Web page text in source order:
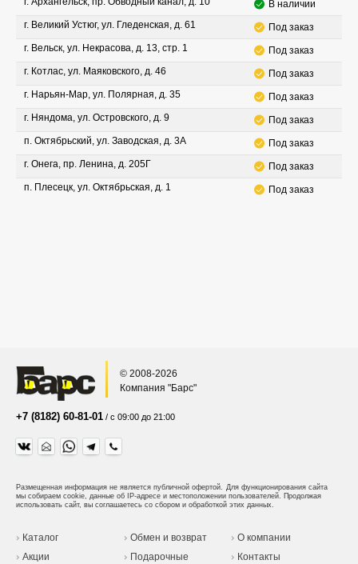
В наличии
г. Великий Устюг, ул. Гледенская, д. 61
Под заказ
г. Вельск, ул. Некрасова, д. 13, стр. 1
Под заказ
г. Котлас, ул. Маяковского, д. 46
Под заказ
г. Нарьян-Мар, ул. Полярная, д. 35
Под заказ
г. Няндома, ул. Островского, д. 9
Под заказ
п. Октябрьский, ул. Заводская, д. 3А
Под заказ
г. Онега, пр. Ленина, д. 205Г
Под заказ
п. Плесецк, ул. Октябрьская, д. 1
Под заказ
© 2008-2026
Компания "Барс"
+7 (8182) 60-81-01 / с 09:00 до 21:00
Размещенная информация не является публичной офертой. Для функционирования сайта
мы собираем cookie, данные об IP-адресе и местоположении пользователей. Продолжая
использовать сайт, вы соглашаетесь со сбором и обработкой этих данных.
Каталог
Акции
Обмен и возврат
Подарочные
О компании
Контакты